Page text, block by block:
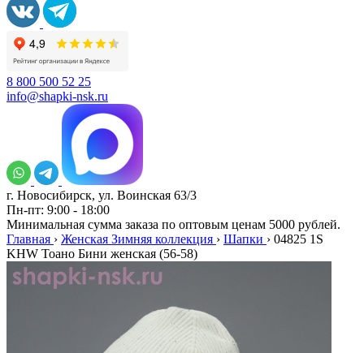
8 800 500 52 25
info@shapki-nsk.ru
г. Новосибирск, ул. Воинская 63/3
Пн-пт: 9:00 - 18:00
Минимальная сумма заказа по оптовым ценам 5000 рублей.
Главная › Женская Зимняя коллекция › Шапки › 04825 1S
KHW Тоано Бини женская (56-58)